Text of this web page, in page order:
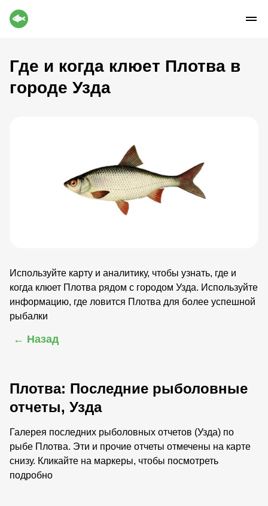
Где и когда клюет Плотва в
городе Узда
Используйте карту и аналитику, чтобы узнать, где и
когда клюет Плотва рядом с городом Узда. Используйте
информацию, где ловится Плотва для более успешной
рыбалки
← Назад
Плотва: Последние рыболовные
отчеты, Узда
Галерея последних рыболовных отчетов (Узда) по
рыбе Плотва. Эти и прочие отчеты отмечены на карте
снизу. Кликайте на маркеры, чтобы посмотреть
подробно